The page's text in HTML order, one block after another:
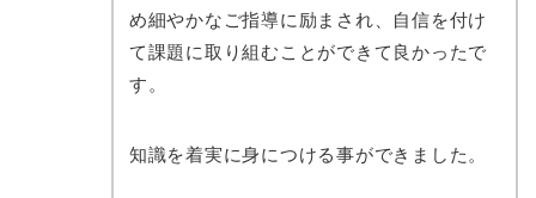
め細やかなご指導に励まされ、自信を付け
て課題に取り組むことができて良かったで
す。
知識を着実に身につける事ができました。